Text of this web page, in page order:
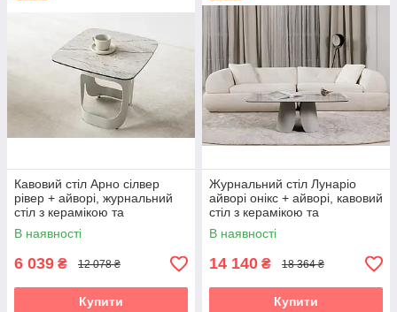
Кавовий стіл Арно сілвер
рівер + айворі, журнальний
стіл з керамікою та
гартованим склом Vetro
В наявності
6 039 ₴ 12 078 ₴
Купити
Журнальний стіл Лунаріо
айворі онікс + айворі, кавовий
стіл з керамікою та
гартованим склом Vetro
В наявності
14 140 ₴ 18 364 ₴
Купити